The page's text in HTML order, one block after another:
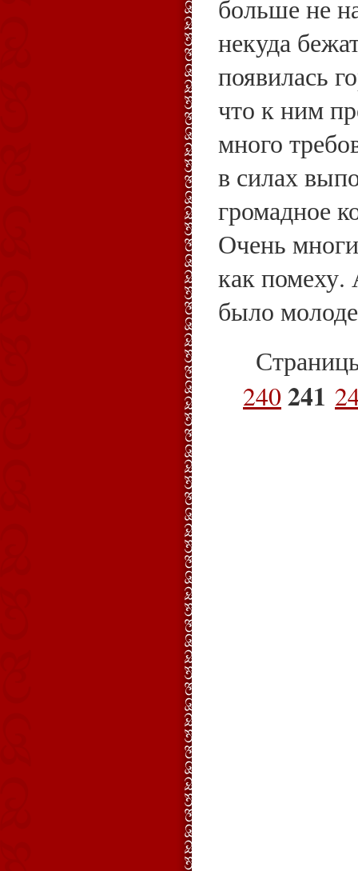
больше не
некуда
появилась
что к ним
много
в силах
громадное
Очень
как
было
240 241